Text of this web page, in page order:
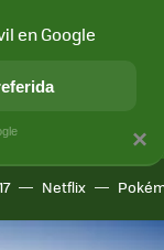
Netflix
×
en Google